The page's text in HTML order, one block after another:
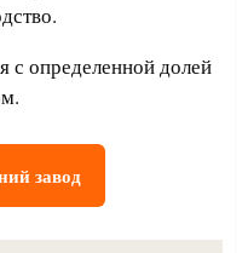
с определенной долей
завод